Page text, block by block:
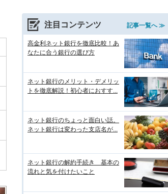
注目コンテンツ 記事一覧へ ≫
高金利ネット銀行を徹底比較！あ
なたに合う銀行の選び方
ネット銀行のメリット・デメリッ
トを徹底解説！初心者におすす...
ネット銀行のちょっと面白い話。
ネット銀行は変わった支店名が...
ネット銀行の解約手続き 基本の
流れと気を付けたいこと